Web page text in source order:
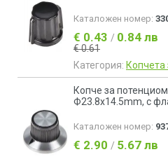
Каталожен номер:
€ 0.43 / 0.84 лв
€ 0.61
Категория: Копчета
Копче за
Ф23.8х14.5mm, с
Каталожен номер:
€ 2.90 / 5.67 лв